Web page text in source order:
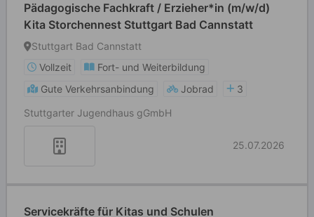
Pädagogische Fachkraft / Erzieher*in (m/w/d)
Kita Storchennest Stuttgart Bad Cannstatt
Stuttgart Bad Cannstatt
Vollzeit
Fort- und Weiterbildung
Gute Verkehrsanbindung
Jobrad
3
Stuttgarter Jugendhaus gGmbH
25.07.2026
Servicekräfte für Kitas und Schulen